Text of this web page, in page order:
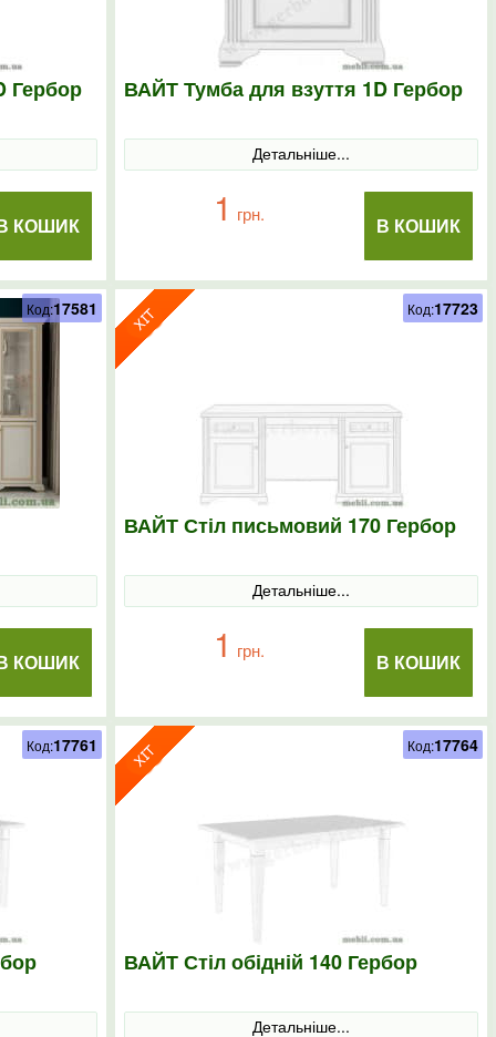
Гербор
КОШИК
ВАЙТ Тумба для взуття 1D Гербор
Детальніше...
В КОШИК
1 грн.
КОШИК
Код:17581
ВАЙТ Стіл письмовий 170 Гербор
Детальніше...
В КОШИК
1 грн.
Код:17723
Код:17761
ВАЙТ Стіл обідній 140 Гербор
Детальніше...
Код:17764